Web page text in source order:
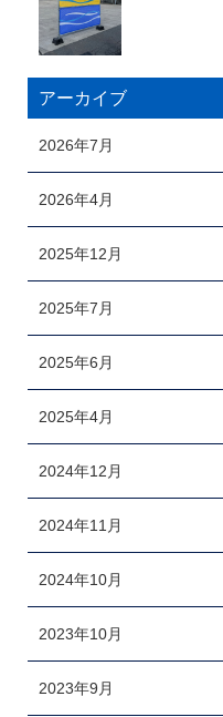
アーカイブ
2026年7月
2026年4月
2025年12月
2025年7月
2025年6月
2025年4月
2024年12月
2024年11月
2024年10月
2023年10月
2023年9月